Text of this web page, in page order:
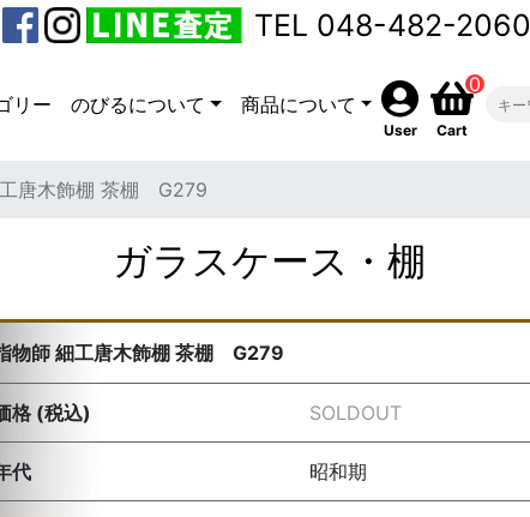
TEL 048-482-2060
リー のびるについて 商品について
User
0
Cart
唐木飾棚 茶棚 G279
ガラスケース・棚
物師 細工唐木飾棚 茶棚 G279
格 (税込) SOLDOUT
代 昭和期